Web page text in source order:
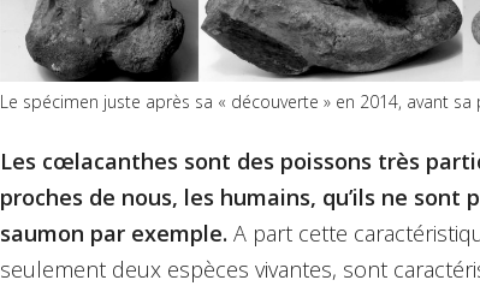
Le spécimen juste après sa « découverte » en 2014, avant
Les cœlacanthes sont des poissons très
proches de nous, les humains, qu’ils ne sont
saumon par exemple. A part cette
seulement deux espèces vivantes, sont